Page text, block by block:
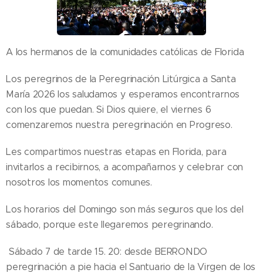
A los hermanos de la comunidades católicas de Florida
Los peregrinos de la Peregrinación Litúrgica a Santa
María 2026 los saludamos y esperamos encontrarnos
con los que puedan. Si Dios quiere, el viernes 6
comenzaremos nuestra peregrinación en Progreso.
Les compartimos nuestras etapas en Florida, para
invitarlos a recibirnos, a acompañarnos y celebrar con
nosotros los momentos comunes.
Los horarios del Domingo son más seguros que los del
sábado, porque este llegaremos peregrinando.
Sábado 7 de tarde 15. 20: desde BERRONDO
peregrinación a pie hacia el Santuario de la Virgen de los